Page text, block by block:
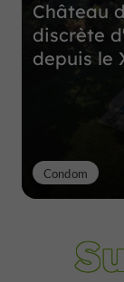
Château
discrète
depuis le
Condom